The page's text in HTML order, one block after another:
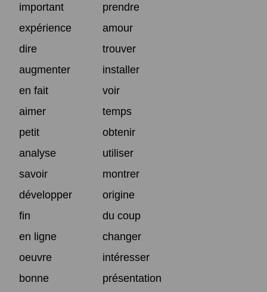
important
prendre
expérience
amour
dire
trouver
augmenter
installer
en fait
voir
aimer
temps
petit
obtenir
analyse
utiliser
savoir
montrer
développer
origine
fin
du coup
en ligne
changer
oeuvre
intéresser
bonne
présentation